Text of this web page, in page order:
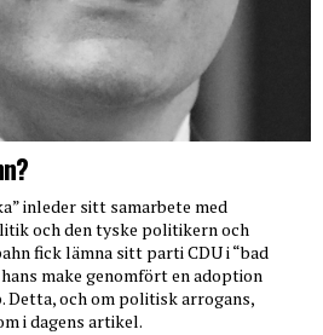
inleder sitt samarbete med
och den tyske politikern och
fick lämna sitt parti CDU i “bad
make genomfört en adoption
Detta, och om politisk arrogans,
i dagens artikel.